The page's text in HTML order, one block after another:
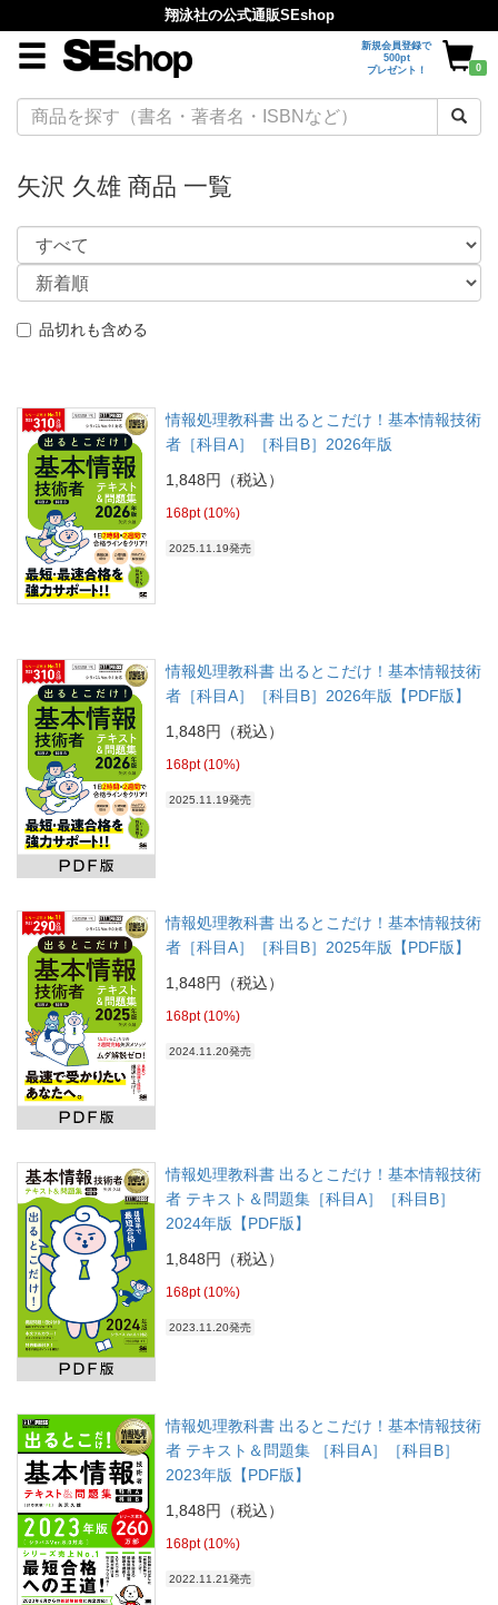
翔泳社の公式通販SEshop
新規会員登録で
500pt
プレゼント！
0
矢沢 久雄 商品 一覧
品切れも含める
情報処理教科書 出るとこだけ！基本情報技術
者［科目A］［科目B］2026年版
1,848円（税込）
168pt (10%)
2025.11.19発売
情報処理教科書 出るとこだけ！基本情報技術
者［科目A］［科目B］2026年版【PDF版】
1,848円（税込）
168pt (10%)
2025.11.19発売
情報処理教科書 出るとこだけ！基本情報技術
者［科目A］［科目B］2025年版【PDF版】
1,848円（税込）
168pt (10%)
2024.11.20発売
情報処理教科書 出るとこだけ！基本情報技術
者 テキスト＆問題集［科目A］［科目B］
2024年版【PDF版】
1,848円（税込）
168pt (10%)
2023.11.20発売
情報処理教科書 出るとこだけ！基本情報技術
者 テキスト＆問題集 ［科目A］［科目B］
2023年版【PDF版】
1,848円（税込）
168pt (10%)
2022.11.21発売